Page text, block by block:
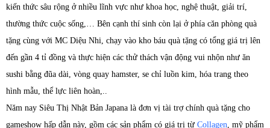
kiến thức sâu rộng ở nhiều lĩnh vực như khoa học, nghệ thuật, giải trí,
thường thức cuộc sống,… Bên cạnh thí sinh còn lại ở phía căn phòng quà
tặng cùng với MC Diệu Nhi, chạy vào kho báu quà tặng có tổng giá trị lên
đến gần 4 tỉ đồng và thực hiện các thử thách vận động vui nhộn như ăn
sushi bằng đũa dài, vòng quay hamster, se chỉ luồn kim, hóa trang theo
hình mẫu, thể lực liên hoàn,..
Năm nay Siêu Thị Nhật Bản Japana là đơn vị tài trợ chính quà tặng cho
gameshow hấp dẫn này, gồm các sản phẩm có giá trị từ Collagen , mỹ phẩm